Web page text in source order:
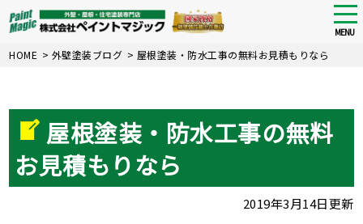
Skip
MENU
HOME > 外壁塗装ブログ > 屋根塗装・防水工事の無料お見積もりなら
屋根塗装・防水工事の無料
お見積もりなら
2019年3月14日更新